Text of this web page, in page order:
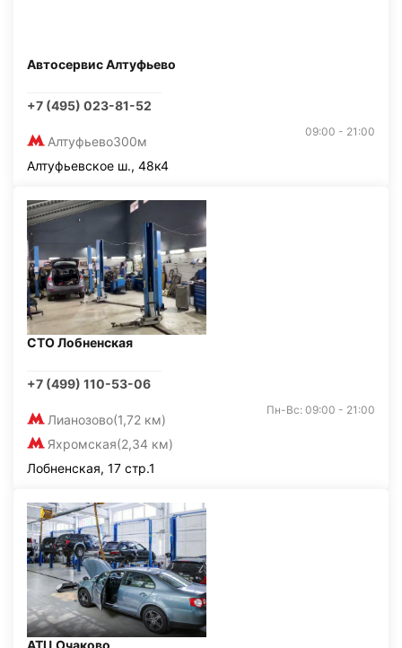
Автосервис Алтуфьево
+7 (495) 023-81-52
Алтуфьево300м
09:00 - 21:00
Алтуфьевское ш., 48к4
СТО Лобненская
+7 (499) 110-53-06
Лианозово(1,72 км)
Яхромская(2,34 км)
Пн-Вс: 09:00 - 21:00
Лобненская, 17 стр.1
АТЦ Очаково